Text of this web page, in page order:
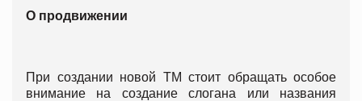
О продвижении
При создании новой ТМ стоит обращать особое
внимание на создание слогана или названия